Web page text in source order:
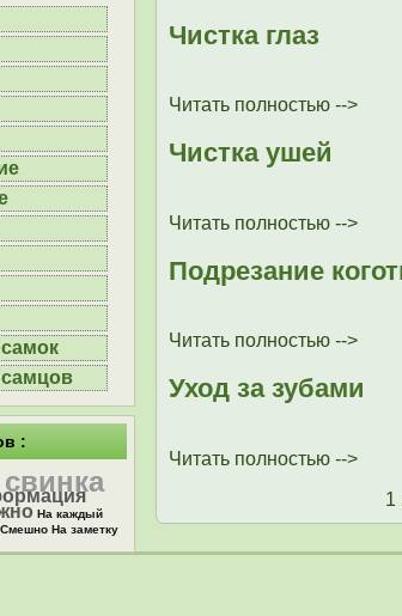
самцов
:
На каждый
Смешно На заметку
Чистка глаз
Читать полностью -->
Чистка ушей
Читать полностью -->
Подрезание
Читать полностью -->
Уход за зубами
Читать полностью -->
1